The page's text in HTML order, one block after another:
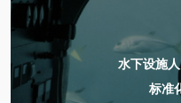
水下设施
标准